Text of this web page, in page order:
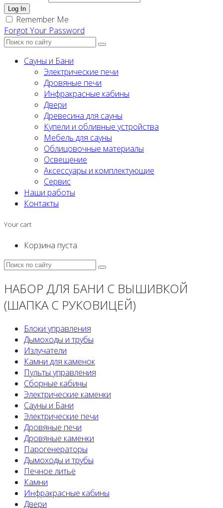
Log In
Remember Me
Forgot Your Password
Сауны и Бани
Электрические печи
Дровяные печи
Инфракрасные кабины
Двери
Древесина для сауны
Купели и обливные устройства
Мебель для сауны
Облицовочные материалы
Освещение
Аксессуары и комплектующие
Сервис
Наши работы
Контакты
Your cart
Корзина пуста.
НАБОР ДЛЯ БАНИ С ВЫШИВКОЙ
(ШАПКА С РУКОВИЦЕЙ)
Блоки управления
Дымоходы и трубы
Излучатели
Камни для каменок
Пульты управления
Сборные кабины
Электрические каменки
Сауны и Бани
Электрические печи
Дровяные печи
Дровяные каменки
Парогенераторы
Дымоходы и трубы
Печное литьё
Камни
Инфракрасные кабины
Двери